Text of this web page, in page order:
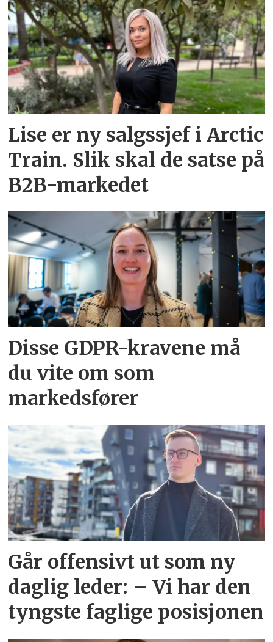
Lise er ny salgssjef i Arctic
Train. Slik skal de satse på
B2B-markedet
Disse GDPR-kravene må
du vite om som
markedsfører
Går offensivt ut som ny
daglig leder: – Vi har den
tyngste faglige posisjonen